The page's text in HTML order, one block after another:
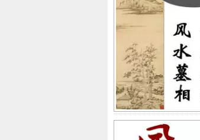
風水书 台湾瑞成书局